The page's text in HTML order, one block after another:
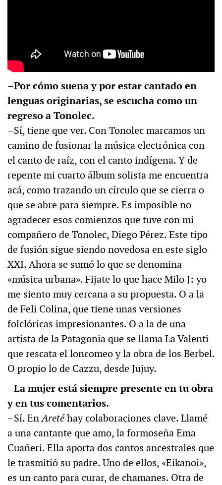
–Por cómo suena y por estar cantado en
lenguas originarias, se escucha como un
regreso a Tonolec.
–Sí, tiene que ver. Con Tonolec marcamos un
camino de fusionar la música electrónica con
el canto de raíz, con el canto indígena. Y de
repente mi cuarto álbum solista me encuentra
acá, como trazando un círculo que se cierra o
que se abre para siempre. Es imposible no
agradecer esos comienzos que tuve con mi
compañero de Tonolec, Diego Pérez. Este tipo
de fusión sigue siendo novedosa en este siglo
XXI. Ahora se sumó lo que se denomina
«música urbana». Fijate lo que hace Milo J: yo
me siento muy cercana a su propuesta. O a la
de Feli Colina, que tiene unas versiones
folclóricas impresionantes. O a la de una
artista de la Patagonia que se llama La Valenti
que rescata el loncomeo y la obra de los Berbel.
O propio lo de Cazzu, desde Jujuy.
–La mujer está siempre presente en tu obra
y en tus comentarios.
–Sí. EnAretéhay colaboraciones clave. Llamé
a una cantante que amo, la formoseña Ema
Cuañeri. Ella aporta dos cantos ancestrales que
le trasmitió su padre. Uno de ellos, «Eikanoi»,
es un canto para curar, de chamanes. Otra de